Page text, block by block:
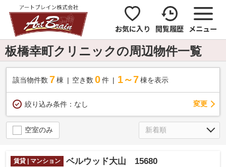
お気に入り 閲覧履歴 メニュー
板橋幸町クリニックの周辺物件一覧
該当物件数 7棟 空き数 0 件 1～7 棟を表示
絞り込み条件： なし 変更
空室のみ
賃貸 | マンション ベルウッド大山 15680